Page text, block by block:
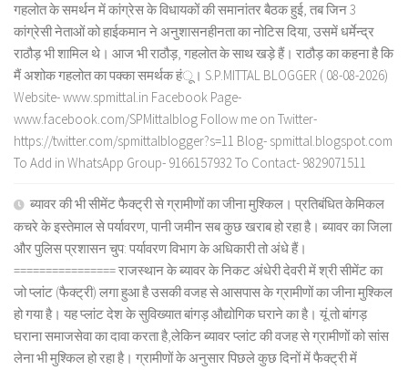
गहलोत के समर्थन में कांग्रेस के विधायकों की समानांतर बैठक हुई, तब जिन 3
कांग्रेसी नेताओं को हाईकमान ने अनुशासनहीनता का नोटिस दिया, उसमें धर्मेन्द्र
राठौड़ भी शामिल थे। आज भी राठौड़, गहलोत के साथ खड़े हैं। राठौड़ का कहना है कि
मैं अशोक गहलोत का पक्का समर्थक हंू। S.P.MITTAL BLOGGER ( 08-08-2026)
Website- www.spmittal.in Facebook Page-
www.facebook.com/SPMittalblog Follow me on Twitter-
https://twitter.com/spmittalblogger?s=11 Blog- spmittal.blogspot.com
To Add in WhatsApp Group- 9166157932 To Contact- 9829071511
ब्यावर की भी सीमेंट फैक्ट्री से ग्रामीणों का जीना मुश्किल। प्रतिबंधित केमिकल
कचरे के इस्तेमाल से पर्यावरण, पानी जमीन सब कुछ खराब हो रहा है। ब्यावर का जिला
और पुलिस प्रशासन चुप: पर्यावरण विभाग के अधिकारी तो अंधे हैं।
================ राजस्थान के ब्यावर के निकट अंधेरी देवरी में श्री सीमेंट का
जो प्लांट (फैक्ट्री) लगा हुआ है उसकी वजह से आसपास के ग्रामीणों का जीना मुश्किल
हो गया है। यह प्लांट देश के सुविख्यात बांगड़ औद्योगिक घराने का है। यूं तो बांगड़
घराना समाजसेवा का दावा करता है,लेकिन ब्यावर प्लांट की वजह से ग्रामीणों को सांस
लेना भी मुश्किल हो रहा है। ग्रामीणों के अनुसार पिछले कुछ दिनों में फैक्ट्री में